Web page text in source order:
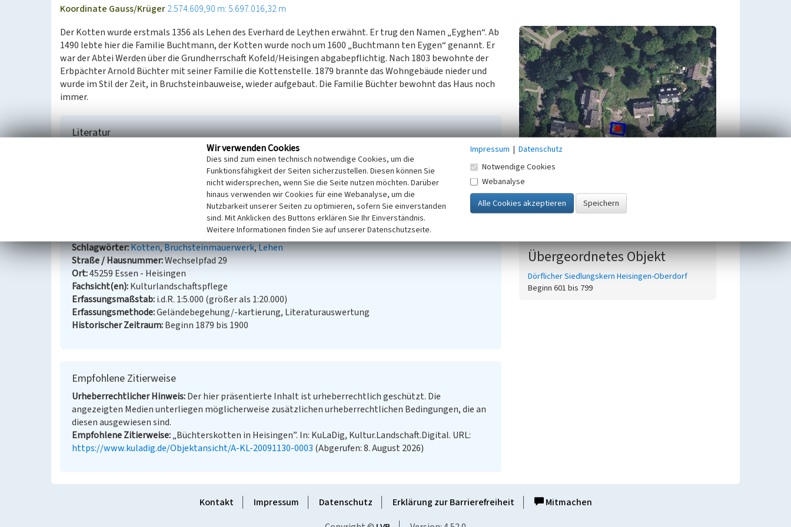
Koordinate Gauss/Krüger2.574.609,90 m: 5.697.016,32 m
Der Kotten wurde erstmals 1356 als Lehen des Everhard de Leythen erwähnt. Er trug den Namen „Eyghen“. Ab
1490 lebte hier die Familie Buchtmann, der Kotten wurde noch um 1600 „Buchtmann ten Eygen“ genannt. Er
war der Abtei Werden über die Grundherrschaft Kofeld/Heisingen abgabepflichtig. Nach 1803 bewohnte der
Erbpächter Arnold Büchter mit seiner Familie die Kottenstelle. 1879 brannte das Wohngebäude nieder und
wurde im Stil der Zeit, in Bruchsteinbauweise, wieder aufgebaut. Die Familie Büchter bewohnt das Haus noch
immer.
Literatur
Cram, Ilse; Oldenburg, Margret / Bergbau- und Heimatmuseum der Evangelischen Kirchengemeinde
Essen-Heisingen im Paulushof (Hrsg.) (2003) Heisingen im Jahr 1803 - zur Zeit der Säkularisation. Das
kleine Dorf in Wort und Bild. S. 52, o. O.
Schlagwörter Kotten Bruchsteinmauerwerk Lehen
Straße / Hausnummer Wechselpfad 29
Ort 45259 Essen - Heisingen
Fachsicht(en) Kulturlandschaftspflege
Erfassungsmaßstab i.d.R. 1:5.000 (größer als 1:20.000)
Erfassungsmethode Geländebegehung/-kartierung, Literaturauswertung
Historischer Zeitraum Beginn 1879 bis 1900
Empfohlene Zitierweise
Urheberrechtlicher Hinweis Der hier präsentierte Inhalt ist urheberrechtlich geschützt. Die
angezeigten Medien unterliegen möglicherweise zusätzlichen urheberrechtlichen Bedingungen, die an
diesen ausgewiesen sind.
Empfohlene Zitierweise „Büchterskotten in Heisingen”. In: KuLaDig, Kultur.Landschaft.Digital. URL:
https://www.kuladig.de/Objektansicht/A-KL-20091130-0003 (Abgerufen: 8. August 2026)
Übergeordnetes Objekt
Dörflicher Siedlungskern Heisingen-Oberdorf
Beginn 601 bis 799
Kontakt Impressum Datenschutz Erklärung zur Barrierefreiheit
Mitmachen
Wir verwenden Cookies
Dies sind zum einen technisch notwendige Cookies, um die
Funktionsfähigkeit der Seiten sicherzustellen. Diesen können Sie
nicht widersprechen, wenn Sie die Seite nutzen möchten. Darüber
hinaus verwenden wir Cookies für eine Webanalyse, um die
Nutzbarkeit unserer Seiten zu optimieren, sofern Sie einverstanden
sind. Mit Anklicken des Buttons erklären Sie Ihr Einverständnis.
Weitere Informationen finden Sie auf unserer Datenschutzseite.
Impressum | Datenschutz
Notwendige Cookies
Webanalyse